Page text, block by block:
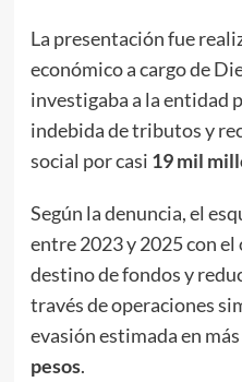
La presentación fue
económico a cargo de
investigaba a la entidad
indebida de tributos y
social por casi 19 mil
Según la denuncia, el
entre 2023 y 2025 con
destino de fondos y
través de operaciones
evasión estimada en
pesos.